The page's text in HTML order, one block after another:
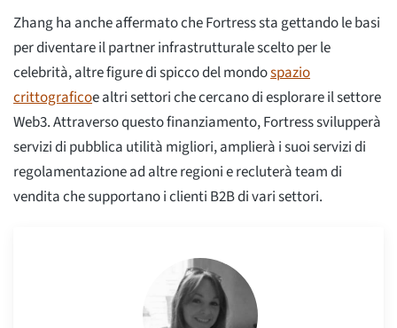
Zhang ha anche affermato che Fortress sta gettando le basi
per diventare il partner infrastrutturale scelto per le
celebrità, altre figure di spicco del mondospazio
crittograficoe altri settori che cercano di esplorare il settore
Web3. Attraverso questo finanziamento, Fortress svilupperà
servizi di pubblica utilità migliori, amplierà i suoi servizi di
regolamentazione ad altre regioni e recluterà team di
vendita che supportano i clienti B2B di vari settori.